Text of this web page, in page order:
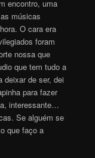
encontro, uma
músicas
O cara era
foram
nossa que
que tem tudo a
deixar de ser, dei
para fazer
interessante…
Se alguém se
que faço a